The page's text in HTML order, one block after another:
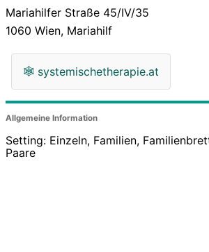
Mariahilfer Straße 45/IV/35
1060 Wien, Mariahilf
🕸 systemischetherapie.at
Allgemeine Information
Setting: Einzeln, Familien,
Paare